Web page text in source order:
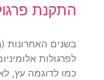
התקנת
בשנים האחרונות
לפרגולות
כמו לדוגמה עץ,